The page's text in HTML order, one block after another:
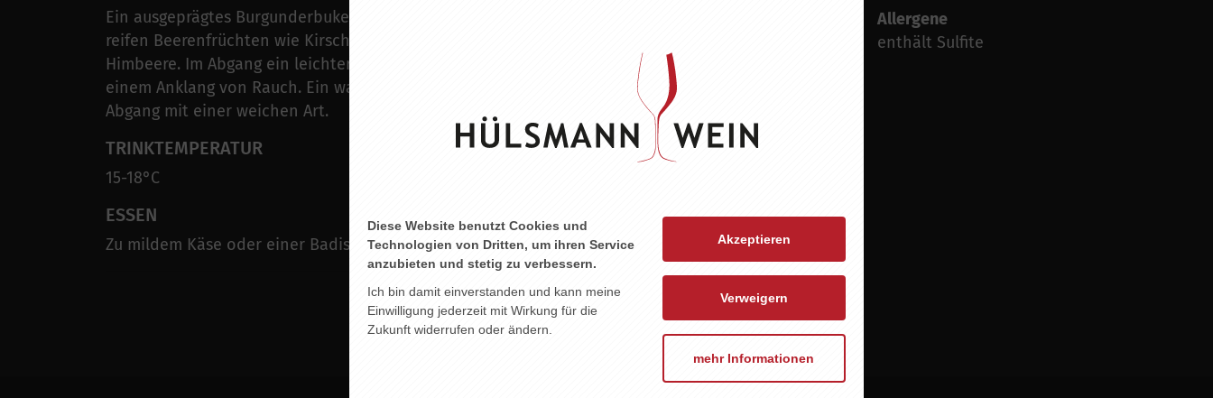
Ein ausgeprägtes Burgunderbukett nach dunklen,
reifen Beerenfrüchten wie Kirsche, Brombeere und
Himbeere. Im Abgang ein leichter Vanilleton mit
einem Anklang von Rauch. Ein wahnsinnig langer
Abgang mit einer weichen Art.
TRINKTEMPERATUR
15-18°C
ESSEN
Zu mildem Käse oder einer Badischen Wurstplatte
Allergene
enthält Sulfite
Diese Website benutzt Cookies und
Technologien von Dritten, um ihren Service
anzubieten und stetig zu verbessern.
Ich bin damit einverstanden und kann meine
Einwilligung jederzeit mit Wirkung für die
Zukunft widerrufen oder ändern.
Akzeptieren
Verweigern
mehr Informationen